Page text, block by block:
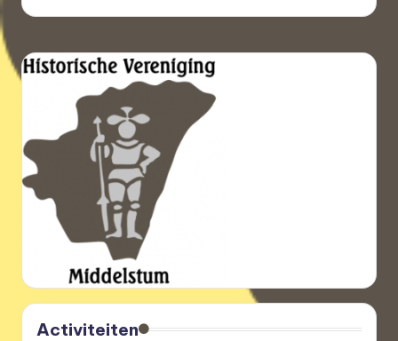
Activiteiten